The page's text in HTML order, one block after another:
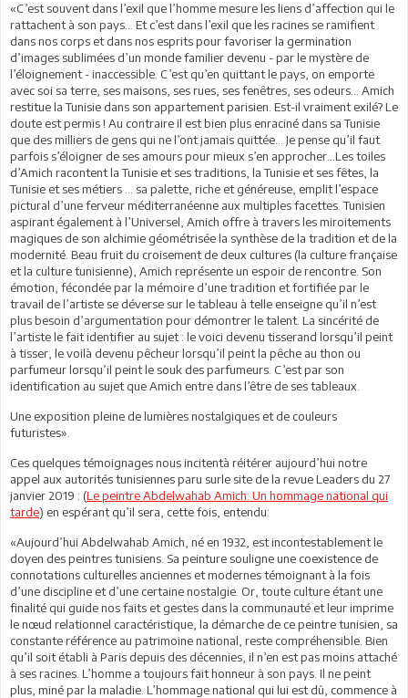
«C’est souvent dans l’exil que l’homme mesure les liens d’affection qui le
rattachent à son pays… Et c’est dans l’exil que les racines se ramifient
dans nos corps et dans nos esprits pour favoriser la germination
d’images sublimées d’un monde familier devenu - par le mystère de
l’éloignement - inaccessible. C’est qu’en quittant le pays, on emporte
avec soi sa terre, ses maisons, ses rues, ses fenêtres, ses odeurs… Amich
restitue la Tunisie dans son appartement parisien. Est-il vraiment exilé? Le
doute est permis ! Au contraire il est bien plus enraciné dans sa Tunisie
que des milliers de gens qui ne l’ont jamais quittée… Je pense qu’il faut
parfois s’éloigner de ses amours pour mieux s’en approcher…Les toiles
d’Amich racontent la Tunisie et ses traditions, la Tunisie et ses fêtes, la
Tunisie et ses métiers … sa palette, riche et généreuse, emplit l’espace
pictural d’une ferveur méditerranéenne aux multiples facettes. Tunisien
aspirant également à l’Universel, Amich offre à travers les miroitements
magiques de son alchimie géométrisée la synthèse de la tradition et de la
modernité. Beau fruit du croisement de deux cultures (la culture française
et la culture tunisienne), Amich représente un espoir de rencontre. Son
émotion, fécondée par la mémoire d’une tradition et fortifiée par le
travail de l’artiste se déverse sur le tableau à telle enseigne qu’il n’est
plus besoin d’argumentation pour démontrer le talent. La sincérité de
l’artiste le fait identifier au sujet : le voici devenu tisserand lorsqu’il peint
à tisser, le voilà devenu pêcheur lorsqu’il peint la pêche au thon ou
parfumeur lorsqu’il peint le souk des parfumeurs. C’est par son
identification au sujet que Amich entre dans l’être de ses tableaux.
Une exposition pleine de lumières nostalgiques et de couleurs
futuristes».
Ces quelques témoignages nous incitentà réitérer aujourd’hui notre
appel aux autorités tunisiennes paru surle site de la revue Leaders du 27
janvier 2019 : (Le peintre Abdelwahab Amich: Un hommage national qui
tarde) en espérant qu’il sera, cette fois, entendu:
«Aujourd’hui Abdelwahab Amich, né en 1932, est incontestablement le
doyen des peintres tunisiens. Sa peinture souligne une coexistence de
connotations culturelles anciennes et modernes témoignant à la fois
d’une discipline et d’une certaine nostalgie. Or, toute culture étant une
finalité qui guide nos faits et gestes dans la communauté et leur imprime
le nœud relationnel caractéristique, la démarche de ce peintre tunisien, sa
constante référence au patrimoine national, reste compréhensible. Bien
qu’il soit établi à Paris depuis des décennies, il n’en est pas moins attaché
à ses racines. L’homme a toujours fait honneur à son pays. Il ne peint
plus, miné par la maladie. L’hommage national qui lui est dû, commence à